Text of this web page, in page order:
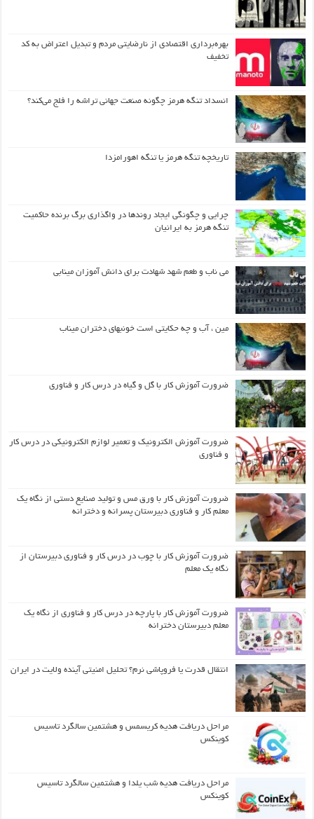
بهره‌برداری اقتصادی از نارضایتی مردم و تبدیل اعتراض به کد
تخفیف
انسداد تنگه هرمز چگونه صنعت جهانی تراشه را فلج می‌کند؟
تاریخچه تنگه هرمز یا تنگه اهورامزدا
چرایی و چگونگی ایجاد روندها در واگذاری برگ برنده حاکمیت
تنگه هرمز به ایرانیان
می ناب و طعم شهد شهادت برای دانش آموزان مینابی
مین ، آب و چه حکایتی است خونبهای دختران میناب
ضرورت آموزش کار با گل و گیاه در درس کار و فناوری
ضرورت آموزش الکترونیک و تعمیر لوازم الکترونیکی در درس کار
و فناوری
ضرورت آموزش کار با ورق مس و تولید صنایع دستی از نگاه یک
معلم کار و فناوری دبیرستان پسرانه و دخترانه
ضرورت آموزش کار با چوب در درس کار و فناوری دبیرستان از
نگاه یک معلم
ضرورت آموزش کار با پارچه در درس کار و فناوری از نگاه یک
معلم دبیرستان دخترانه
انتقال قدرت یا فروپاشی نرم؟ تحلیل امنیتی آینده ولایت در ایران
مراحل دریافت هدیه کریسمس و هشتمین سالگرد تاسیس
کوینکس
مراحل دریافت هدیه شب یلدا و هشتمین سالگرد تاسیس
کوینکس